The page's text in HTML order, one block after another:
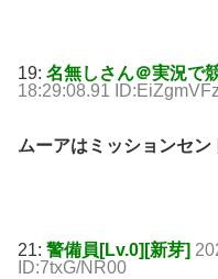
19: 名無しさん＠実況で
18:29:08.91
ムーアはミッションセン
21: 警備員[Lv.0][新芽]
ID:7txG/NR00